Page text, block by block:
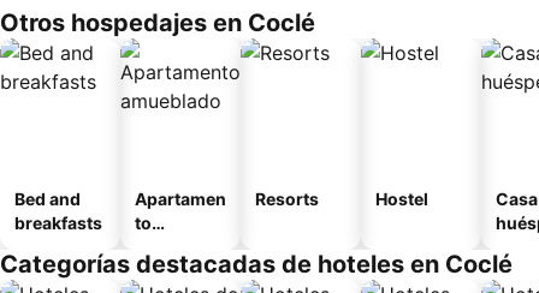
Otros hospedajes en Coclé
Bed and
breakfasts
Apartamen
to
o
Resorts Hostel
Categorías destacadas de hoteles en Coclé